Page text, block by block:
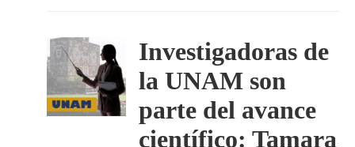
Investigadoras de
la UNAM son
parte del avance
científico: Tamara